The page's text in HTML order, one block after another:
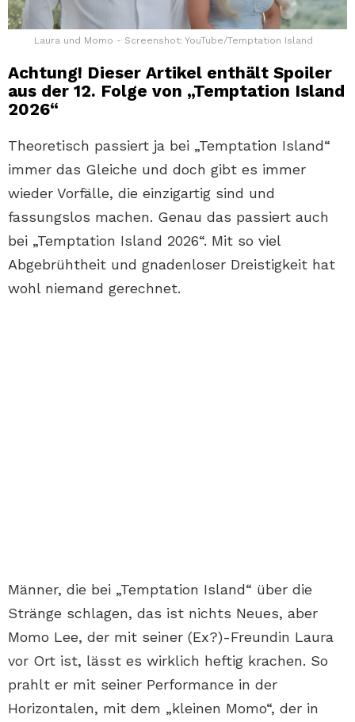
Laura und Momo - Screenshot: YouTube/Temptation Island
Achtung! Dieser Artikel enthält Spoiler
aus der 12. Folge von „Temptation Island
2026“
Theoretisch passiert ja bei „Temptation Island“
immer das Gleiche und doch gibt es immer
wieder Vorfälle, die einzigartig sind und
fassungslos machen. Genau das passiert auch
bei „Temptation Island 2026“. Mit so viel
Abgebrühtheit und gnadenloser Dreistigkeit hat
wohl niemand gerechnet.
Männer, die bei „Temptation Island“ über die
Stränge schlagen, das ist nichts Neues, aber
Momo Lee, der mit seiner (Ex?)-Freundin Laura
vor Ort ist, lässt es wirklich heftig krachen. So
prahlt er mit seiner Performance in der
Horizontalen, mit dem „kleinen Momo“, der in